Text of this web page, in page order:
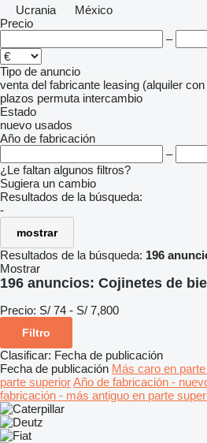
Ucrania
México
Precio
–
Tipo de anuncio
venta del fabricante leasing (alquiler
plazos permuta intercambio
Estado
nuevo usados
Año de fabricación
–
¿Le faltan algunos filtros?
Sugiera un cambio
Resultados de la búsqueda:
-
mostrar
Resultados de la búsqueda: 196
Mostrar
196 anuncios: Cojinetes de
Precio: S/ 74 - S/ 7,800
Filtro
Clasificar: Fecha de publicación
Fecha de publicación Más caro en
parte superiorAño de fabricación -
fabricación - más antiguo en parte